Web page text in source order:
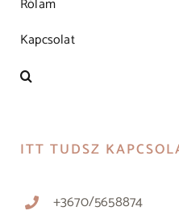
Rólam
Kapcsolat
ITT TUDSZ
+3670/5658874